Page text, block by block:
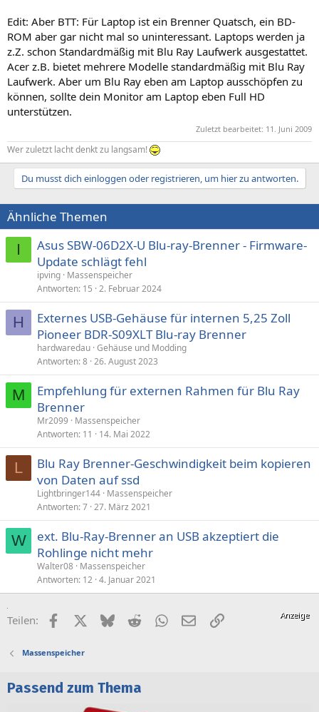
Edit: Aber BTT: Für Laptop ist ein Brenner Quatsch, ein BD-
ROM aber gar nicht mal so uninteressant. Laptops werden ja
z.Z. schon Standardmäßig mit Blu Ray Laufwerk ausgestattet.
Acer z.B. bietet mehrere Modelle standardmäßig mit Blu Ray
Laufwerk. Aber um Blu Ray eben am Laptop ausschöpfen zu
können, sollte dein Monitor am Laptop eben Full HD
unterstützen.
Zuletzt bearbeitet: 11. Juni 2009
Wer zuletzt lacht denkt zu langsam!
Du musst dich einloggen oder registrieren, um hier zu antworten.
Ähnliche Themen
I
Asus SBW-06D2X-U Blu-ray-Brenner - Firmware-
Update schlägt fehl
ipving Massenspeicher
Antworten 15 2. Februar 2024
H
Externes USB-Gehäuse für internen 5,25 Zoll
Pioneer BDR-S09XLT Blu-ray Brenner
hardwaredau Gehäuse und Modding
Antworten 8 26. August 2023
M
Empfehlung für externen Rahmen für Blu Ray
Brenner
Mr2099
Massenspeicher
Antworten 11 14. Mai 2022
L
Blu Ray Brenner-Geschwindigkeit beim kopieren
von Daten auf ssd
Lightbringer144 Massenspeicher
Antworten 7 27. März 2021
W
ext. Blu-Ray-Brenner an USB akzeptiert die
Rohlinge nicht mehr
Walter08 Massenspeicher
Antworten 12 4. Januar 2021
Teilen: FacebookX (Twitter)
BlueskyRedditWhatsApp
E-MailLink
Massenspeicher
Passend zum Thema